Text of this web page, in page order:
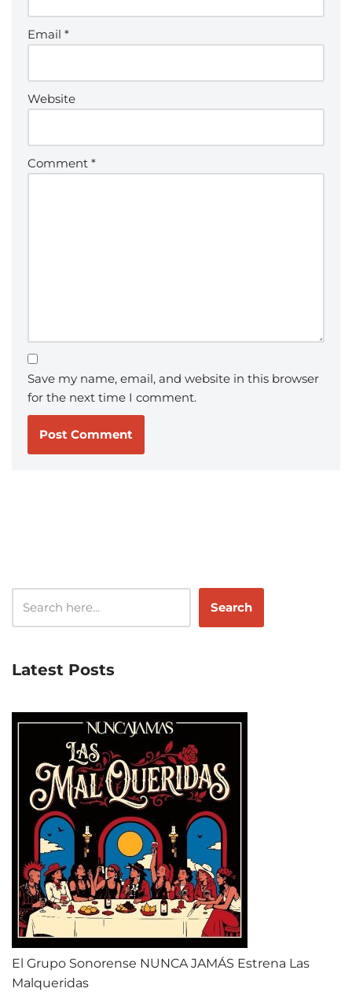
Email *
Website
Comment *
Save my name, email, and website in this browser
for the next time I comment.
Search
Latest Posts
El Grupo Sonorense NUNCA JAMÁS Estrena Las
Malqueridas